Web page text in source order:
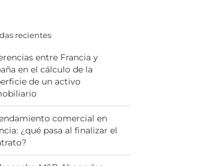
recientes
entre Francia y
en el cálculo de la
de un activo
comercial en
¿qué pasa al finalizar el